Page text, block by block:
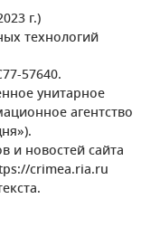
г.)
технологий
57640.
унитарное
агентство
и новостей сайта
crimea.ria.ru